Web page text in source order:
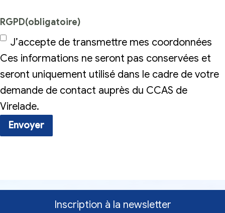
RGPD(obligatoire)
J’accepte de transmettre mes coordonnées
Ces informations ne seront pas conservées et
seront uniquement utilisé dans le cadre de votre
demande de contact auprès du CCAS de
Virelade.
Envoyer
Inscription à la newsletter